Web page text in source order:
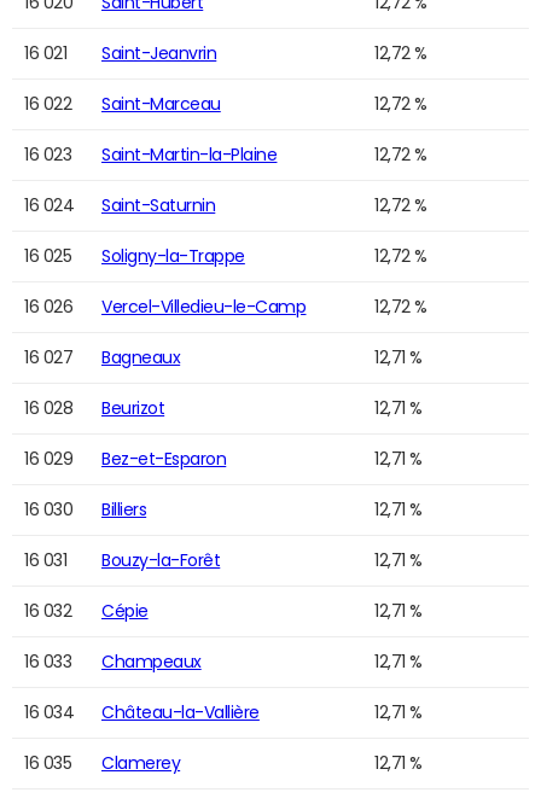
16 021 Saint-Jeanvrin 12,72 %
16 022 Saint-Marceau 12,72 %
16 023 Saint-Martin-la-Plaine 12,72 %
16 024 Saint-Saturnin 12,72 %
16 025 Soligny-la-Trappe 12,72 %
16 026 Vercel-Villedieu-le-Camp 12,72 %
16 027 Bagneaux 12,71 %
16 028 Beurizot 12,71 %
16 029 Bez-et-Esparon 12,71 %
16 030 Billiers 12,71 %
16 031 Bouzy-la-Forêt 12,71 %
16 032 Cépie 12,71 %
16 033 Champeaux 12,71 %
16 034 Château-la-Vallière 12,71 %
16 035 Clamerey 12,71 %